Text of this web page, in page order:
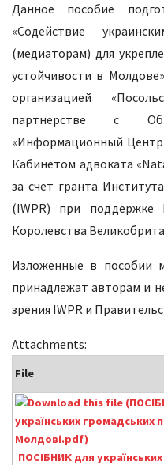
Данное пособие
«Содействие
(медиаторам) для
устойчивости в
организацией
партнерстве с
«Информационный Центр
Кабинетом адвоката
за счет гранта
(IWPR) при поддержке
Королевства
Изложенные в пособии
принадлежат авторам и
зрения IWPR и
Attachments:
File
ПОСІБНИК для